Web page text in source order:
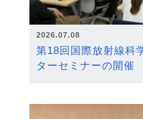
2026.07.08
第18回国際放射線科
ターセミナーの開催